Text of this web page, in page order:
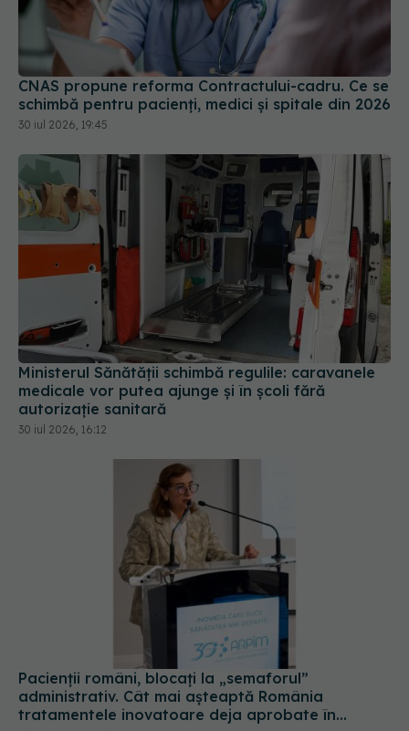
schimbă pentru pacienți, medici și spitale din 2026
30 iul 2026, 19:45
Ministerul Sănătății schimbă regulile: caravanele
medicale vor putea ajunge și în școli fără
autorizație sanitară
30 iul 2026, 16:12
Pacienții români, blocați la „semaforul”
administrativ. Cât mai așteaptă România
tratamentele inovatoare deja aprobate în